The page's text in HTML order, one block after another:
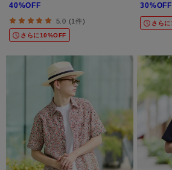
40%OFF
5.0 (1件)
さらに10%OFF
30%OFF
さら